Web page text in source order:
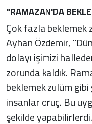
"RAMAZAN'DA
Çok fazla beklemek
Ayhan Özdemir,
dolayı işimizi
zorunda kaldık.
beklemek zulüm
insanlar oruç. Bu
şekilde